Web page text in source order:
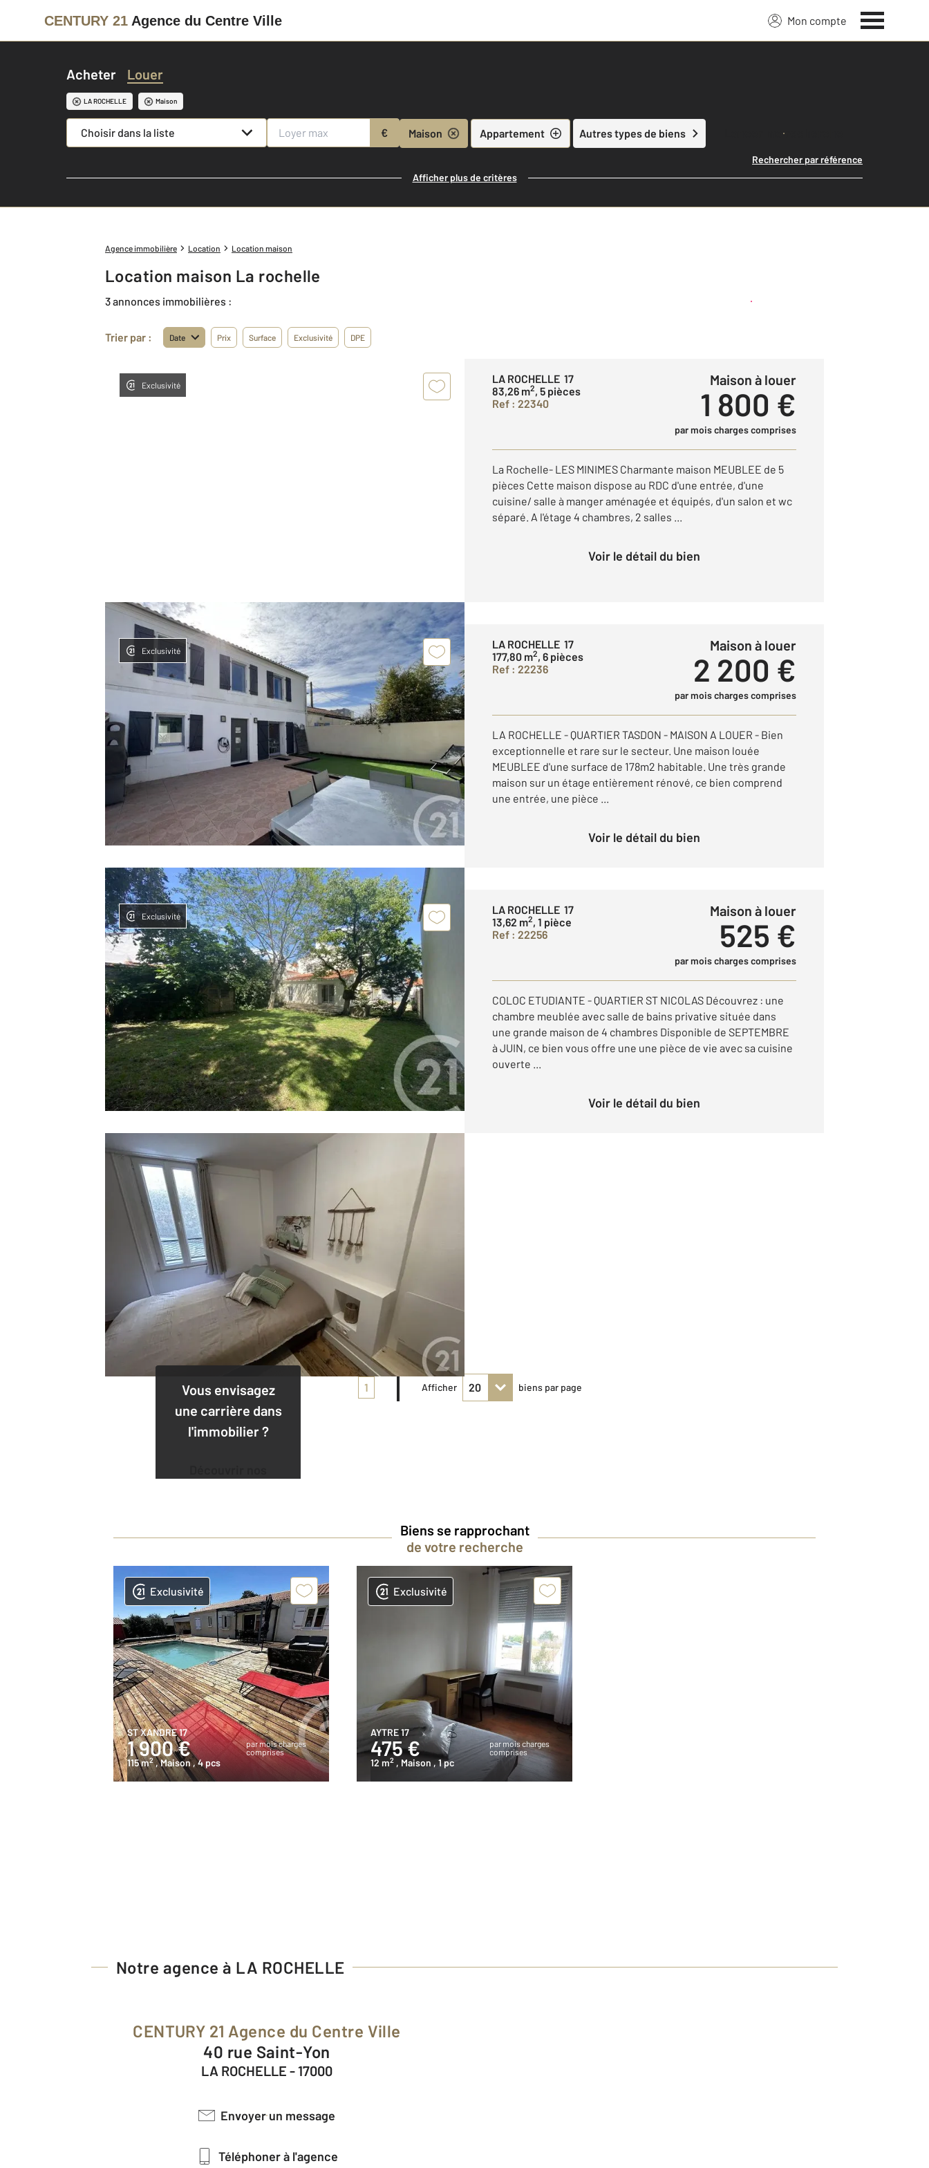
CENTURY 21 Agence du Centre Ville Mon compte
Acheter Louer
LA ROCHELLE Maison
Choisir dans la liste € Maison Appartement Autres types de biens Lancer ma recherche
Rechercher par référence
Afficher plus de critères
Agence immobilière Location Location maison
Location maison La rochelle
3 annonces immobilières : Créer une alerte
Trier par : Date Prix Surface Exclusivité DPE
Exclusivité
LA ROCHELLE 17
83,26 m2, 5 pièces
Ref : 22340
Maison à louer
1 800 €
par mois charges comprises
La Rochelle- LES MINIMES Charmante maison MEUBLEE de 5
pièces Cette maison dispose au RDC d'une entrée, d'une
cuisine/ salle à manger aménagée et équipés, d'un salon et wc
séparé. A l'étage 4 chambres, 2 salles ...
Voir le détail du bien
Exclusivité
LA ROCHELLE 17
177,80 m2, 6 pièces
Ref : 22236
Maison à louer
2 200 €
par mois charges comprises
LA ROCHELLE - QUARTIER TASDON - MAISON A LOUER - Bien
exceptionnelle et rare sur le secteur. Une maison louée
MEUBLEE d'une surface de 178m2 habitable. Une très grande
maison sur un étage entièrement rénové, ce bien comprend
une entrée, une pièce ...
Voir le détail du bien
Exclusivité
LA ROCHELLE 17
13,62 m2, 1 pièce
Ref : 22256
Maison à louer
525 €
par mois charges comprises
COLOC ETUDIANTE - QUARTIER ST NICOLAS Découvrez : une
chambre meublée avec salle de bains privative située dans
une grande maison de 4 chambres Disponible de SEPTEMBRE
à JUIN, ce bien vous offre une une pièce de vie avec sa cuisine
ouverte ...
Voir le détail du bien
Vous envisagez
une carrière dans
l'immobilier ?
1 Afficher biens par page
Biens se rapprochant
de votre recherche
Exclusivité
ST XANDRE 17
1 900 €
par mois charges
comprises
115 m2 , Maison, 4 pcs
Exclusivité
AYTRE 17
475 €
par mois charges
comprises
12 m2 , Maison , 1 pc
Notre agence à LA ROCHELLE
CENTURY 21 Agence du Centre Ville
40 rue Saint-Yon
LA ROCHELLE - 17000
Envoyer un message
Téléphoner à l'agence